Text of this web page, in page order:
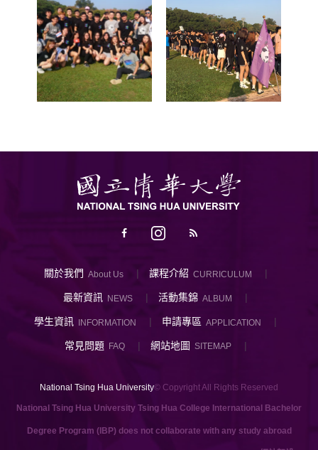
關於我們 About Us 課程介紹 CURRICULUM
最新資訊 NEWS 活動集錦 ALBUM
學生資訊 INFORMATION 申請專區 APPLICATION
常見問題 FAQ 網站地圖 SITEMAP
National Tsing Hua University© Copyright All Rights Reserved
National Tsing Hua University Tsing Hua College International Bachelor
Degree Program (IBP) does not collaborate with any study abroad